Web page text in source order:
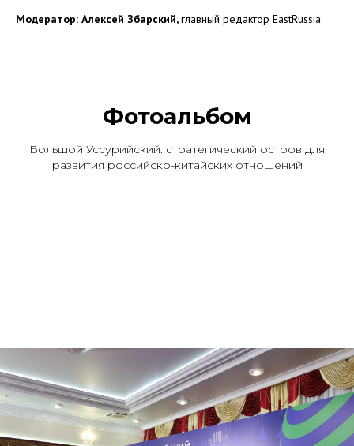
Модератор: Алексей Збарский,главный редактор EastRussia.
Фотоальбом
Большой Уссурийский: стратегический остров для
развития российско-китайских отношений